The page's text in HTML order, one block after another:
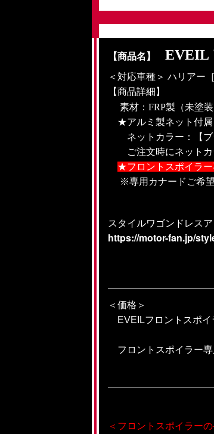
【商品名】 EVEIL
＜対応車種＞ ハリアー
【商品詳細】
素材：FRP製（未塗装
★アルミ製ネット付
ネットカラー：【ブ
ご注文時にネットカ
★フロントスポイラー
※専用カナードご希
スタイルワゴンドレス
https://motor-fan.jp/
＜価格＞
EVEILフロントス
フロントスポイラー
＜フロントスポイラー